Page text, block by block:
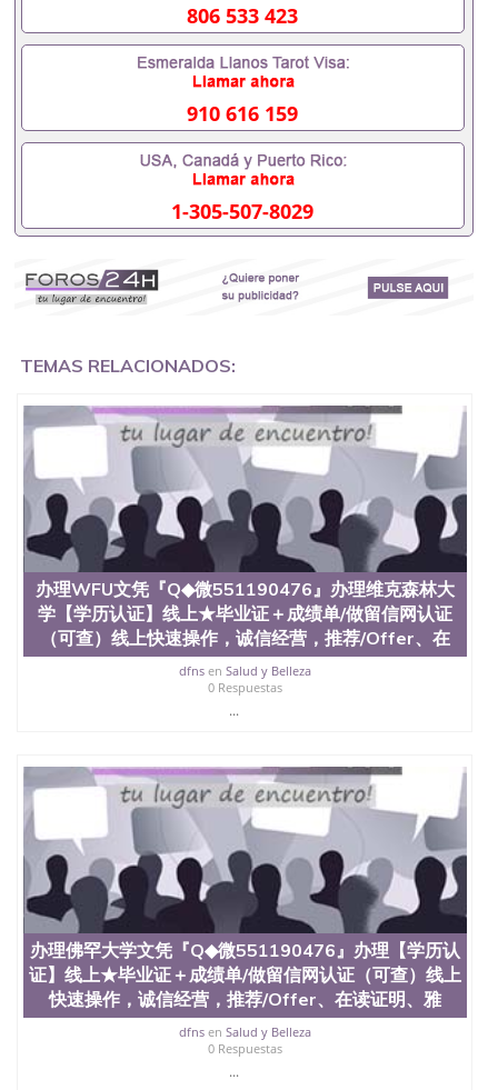
用到）。 注：上述材料，随时都可以安排办理，毕业
证成绩单，学校，专业，学位，毕业时间都可以根据
客户要求安排。 国内找工作假的毕业证可以用吗
551190476假的毕业证成绩单可以办学历认证吗
551190476要定居国外需要办理什么材料551190476
入职事业单位/国企假的毕业证会查吗551190476入职
国企/事业单位需要些什么材料551190476办理假毕业
证在国内能用吗, 挂科拿不到毕业证怎么办, 毕业证丢
了怎么办, 没有正常毕业怎么办理毕业证,没毕业可以
办学历认证吗,您是否因为中途辍学、挂科而没有正常
毕业551190476您是否因为递交材料不齐而被拒之门
教育部认证在校挂科了不想读了,成绩不理想毕不了业
怎么办551190476找工作没有文凭怎么办,怎么办理本
国外文凭551190476国外本科毕业证怎么办理
么办理 外假毕业证551190476哪里可以制作美国毕业
证551190476哪里可以办理澳洲毕业证551190476留
学生在哪里可以买假毕业证551190476哪里可以办理
加拿大毕业证551190476申请学校办理假的毕业证成
绩单可以吗551190476哪里可以办理水印成绩单
551190476哪里可以修改成绩单GPA分数551190476
假毕业证能查出来吗551190476假文凭网上能查到吗
551190476 如何拿到国外毕业证QQ微信551190476办
假大学毕业证QQ微信551190476国外毕业证去哪认证
QQ微信551190476找毕业证封皮QQ微信551190476国
外毕业证外壳定制QQ微信551190476快速代办国外毕
业证QQ微信551190476快速拿到国外文凭QQ微信
551190476国外留学文凭认证QQ微信551190476国外
文凭回国认证QQ微信551190476泰国文凭办理QQ微
信551190476法国留学回国证明QQ微信551190476 国
外烫金照片QQ微信551190476外国文凭在中国有用吗
551190476爱尔兰留学回国证明QQ微信551190476国
外硕士文凭办理QQ微信551190476 网上买文凭可靠
吗QQ微信551190476买国外文凭质量QQ微信
551190476国外本科毕业证怎么办理QQ微信
551190476国外大学文凭真制作QQ微信551190476办
国外文凭可找工作QQ微信551190476国外大学有毕业
证QQ微信551190476办理国外毕业证价格QQ微信
551190476国外编号查询QQ微信551190476办理国外
文凭要交定金吗QQ微信551190476办国外可查文凭
QQ微信551190476网上购买真文凭可信吗QQ微信
551190476学士学位证书查询机构QQ微信551190476
国外资格证书办理QQ微信551190476如何办理学历认
证QQ微信551190476海外文凭认证办理QQ微信
551190476 圣何塞州立大学（San Jose State
University, 又译为“圣荷西州立大学”）成立于1857
年，简称SJSU，是加州历史悠久的大学之一，也是美
806 533 423
910 616 159
1-305-507-8029
TEMAS RELACIONADOS:
办理WFU文凭『Q◆微551190476』办理维克森林大
学【学历认证】线上★毕业证＋成绩单/做留信网认证
（可查）线上快速操作，诚信经营，推荐/Offer、在
dfnsen Salud y Belleza
0 Respuestas
...
办理佛罕大学文凭『Q◆微551190476』办理【学历认
证】线上★毕业证＋成绩单/做留信网认证（可查）线上
快速操作，诚信经营，推荐/Offer、在读证明、雅
dfnsen Salud y Belleza
0 Respuestas
...